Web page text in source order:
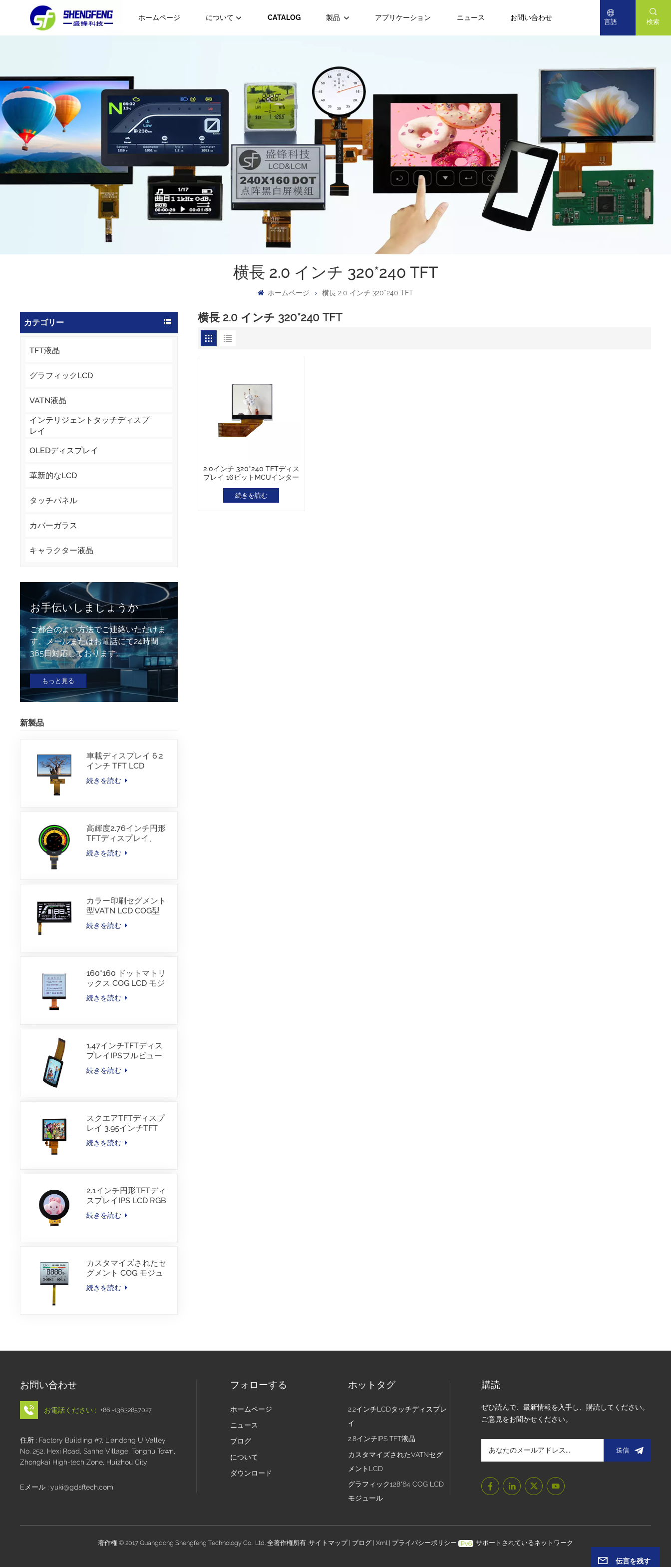
ホームページ について CATALOG 製品 アプリケーション ニュース お問い合わせ 検索
言語
English
Deutsch
日本語
横長 2.0 インチ 320*240 TFT
ホームページ 横長 2.0 インチ 320*240 TFT
カテゴリー
TFT液晶
グラフィックLCD
VATN液晶
インテリジェントタッチディスプ
レイ
OLEDディスプレイ
革新的なLCD
タッチパネル
カバーガラス
キャラクター液晶
お手伝いしましょうか
ご都合のよい方法でご連絡いただけま
す。メールまたはお電話にて24時間
365日対応しております。
もっと見る
新製品
車載ディスプレイ 6.2
インチ TFT LCD
1024*600 IPS TFTイン
ターフェース ドライバ
続きを読む
高輝度2.76インチ円形
TFTディスプレイ、
480×480解像度、
1000nits、MIPIインタ
続きを読む
カラー印刷セグメント
型VATN LCD COG型
LCD、IICインターフェ
ース付き、電動自転車
続きを読む
160*160 ドットマトリ
ックス COG LCD モジ
ュール FSTN LCD 中国
サプライヤー
続きを読む
1.47インチTFTディス
プレイIPSフルビュー
172×320解像度画面
続きを読む
スクエアTFTディスプ
レイ 3.95インチTFT
LCD 480*480 40ピン
RGBインターフェース
続きを読む
2.1インチ円形TFTディ
スプレイIPS LCD RGB
インターフェース
続きを読む
カスタマイズされたセ
グメント COG モジュ
ール TN LCD（カラー
印刷付き）
続きを読む
横長 2.0 インチ 320*240 TFT
2.0インチ 320*240 TFTディス
プレイ 16ビットMCUインター
°C
続きを読む
お問い合わせ
お電話ください : +86 -13632857027
住所 : Factory Building #7, Liandong U Valley,
No. 252, Hexi Road, Sanhe Village, Tonghu Town,
Zhongkai High-tech Zone, Huizhou City
Eメール : yuki@gdsftech.com
フォローする
ホームページ
ニュース
ブログ
について
ダウンロード
ホットタグ
2.2インチLCDタッチディスプレ
イ
2.8インチIPS TFT液晶
カスタマイズされたVATNセグ
メントLCD
グラフィック128*64 COG LCD
モジュール
購読
ぜひ読んで、最新情報を入手し、購読してください。
ご意見をお聞かせください。
送信
著作権 © 2017 Guangdong Shengfeng Technology Co., Ltd. 全著作権所有 .サイトマップ | ブログ |Xml | プライバシーポリシー サポートされているネットワーク
伝言を残す